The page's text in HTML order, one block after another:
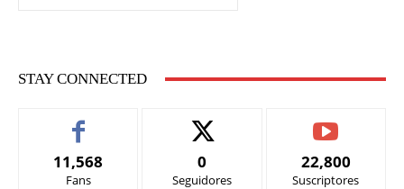
STAY CONNECTED
11,568
Fans
0
Seguidores
22,800
Suscriptores